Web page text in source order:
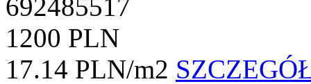
692485517
1200 PLN
17.14 PLN/m2